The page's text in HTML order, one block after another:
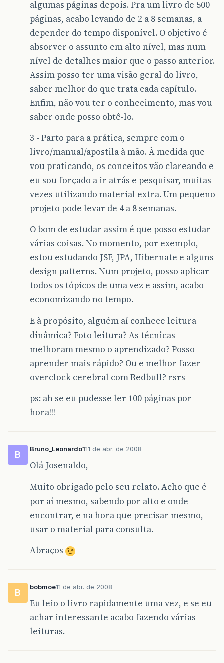
algumas páginas depois. Pra um livro de 500
páginas, acabo levando de 2 a 8 semanas, a
depender do tempo disponível. O objetivo é
absorver o assunto em alto nível, mas num
nível de detalhes maior que o passo anterior.
Assim posso ter uma visão geral do livro,
saber melhor do que trata cada capítulo.
Enfim, não vou ter o conhecimento, mas vou
saber onde posso obtê-lo.
3 - Parto para a prática, sempre com o
livro/manual/apostila à mão. À medida que
vou praticando, os conceitos vão clareando e
eu sou forçado a ir atrás e pesquisar, muitas
vezes utilizando material extra. Um pequeno
projeto pode levar de 4 a 8 semanas.
O bom de estudar assim é que posso estudar
várias coisas. No momento, por exemplo,
estou estudando JSF, JPA, Hibernate e alguns
design patterns. Num projeto, posso aplicar
todos os tópicos de uma vez e assim, acabo
economizando no tempo.
E à propósito, alguém aí conhece leitura
dinâmica? Foto leitura? As técnicas
melhoram mesmo o aprendizado? Posso
aprender mais rápido? Ou e melhor fazer
overclock cerebral com Redbull? rsrs
ps: ah se eu pudesse ler 100 páginas por
hora!!!
B
Bruno_Leonardo111 de abr. de 2008
Olá Josenaldo,
Muito obrigado pelo seu relato. Acho que é
por aí mesmo, sabendo por alto e onde
encontrar, e na hora que precisar mesmo,
usar o material para consulta.
Abraços
B
bobmoe11 de abr. de 2008
Eu leio o livro rapidamente uma vez, e se eu
achar interessante acabo fazendo várias
leituras.